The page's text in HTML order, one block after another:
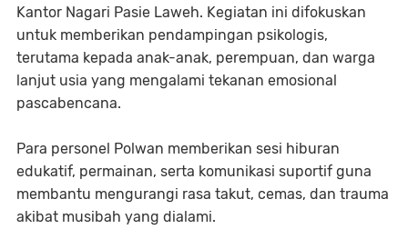
Kantor Nagari Pasie Laweh. Kegiatan ini difokuskan
untuk memberikan pendampingan psikologis,
terutama kepada anak-anak, perempuan, dan warga
lanjut usia yang mengalami tekanan emosional
pascabencana.
Para personel Polwan memberikan sesi hiburan
edukatif, permainan, serta komunikasi suportif guna
membantu mengurangi rasa takut, cemas, dan trauma
akibat musibah yang dialami.